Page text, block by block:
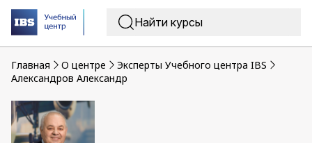
Главная O центре
Эксперты Учебного центра IBS
Александров Александр